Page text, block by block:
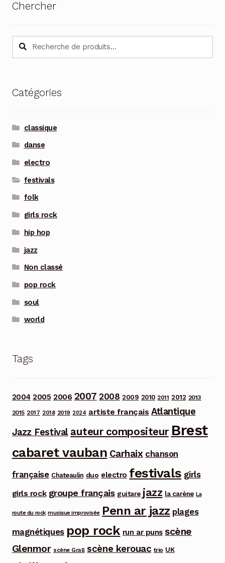
Chercher
Recherche
pour :
Recherche
Catégories
classique
danse
electro
festivals
folk
girls rock
hip hop
jazz
Non classé
pop rock
soul
world
Tags
2004 2005 2006 2007 2008 2009 2010 2011 2012 2013
2015 2017 2018 2019 2024 artiste français Atlantique
Jazz Festival auteur compositeur Brest
cabaret vauban Carhaix chanson
française Chateaulin duo electro festivals girls
girls rock groupe français guitare jazz la carène La
route du rock musique improvisée Penn ar jazz plages
magnétiques pop rock run ar puns scène
Glenmor scène Grall scène kerouac trio UK